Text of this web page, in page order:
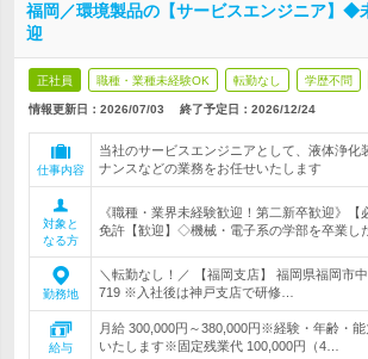
福岡／環境製品の【サービスエンジニア】◆
迎
正社員 職種・業種未経験OK 転勤なし 学歴不問
情報更新日：2026/07/03 終了予定日： 2026/12/24
仕事内容
当社のサービスエンジニアとして、液体浄化
ナンスなどの業務をお任せいたします
対象と
なる方
《職種・業界未経験歓迎！第二新卒歓迎》
免許【歓迎】◇機械・電子系の学部を卒業し
勤務地
＼転勤なし！／ 【福岡支店】 福岡県福岡市
719 ※入社後は神戸支店で研修…
給与
月給 300,000円～380,000円※経験・年齢・
いたします※固定残業代 100,000円（4…